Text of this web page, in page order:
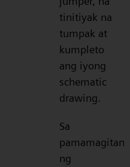
tinitiyak na
tumpak at
kumpleto
ang iyong
schematic
drawing.
Sa
pamamagitan
ng